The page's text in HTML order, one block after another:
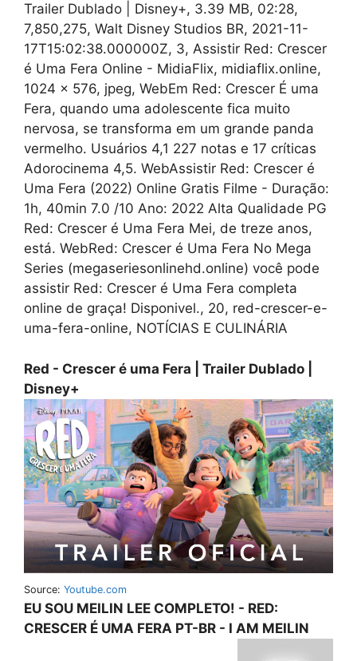
Trailer Dublado | Disney+, 3.39 MB, 02:28,
7,850,275, Walt Disney Studios BR, 2021-11-
17T15:02:38.000000Z, 3, Assistir Red: Crescer
é Uma Fera Online - MidiaFlix, midiaflix.online,
1024 x 576, jpeg, WebEm Red: Crescer É uma
Fera, quando uma adolescente fica muito
nervosa, se transforma em um grande panda
vermelho. Usuários 4,1 227 notas e 17 críticas
Adorocinema 4,5. WebAssistir Red: Crescer é
Uma Fera (2022) Online Gratis Filme - Duração:
1h, 40min 7.0 /10 Ano: 2022 Alta Qualidade PG
Red: Crescer é Uma Fera Mei, de treze anos,
está. WebRed: Crescer é Uma Fera No Mega
Series (megaseriesonlinehd.online) você pode
assistir Red: Crescer é Uma Fera completa
online de graça! Disponivel., 20, red-crescer-e-
uma-fera-online, NOTÍCIAS E CULINÁRIA
Red - Crescer é uma Fera | Trailer Dublado |
Disney+
Source: Youtube.com
EU SOU MEILIN LEE COMPLETO! - RED:
CRESCER É UMA FERA PT-BR - I AM MEILIN